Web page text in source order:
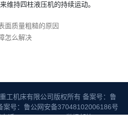
维持四柱液压机的持续运动。
面质量粗糙的原因
怎么解决
工机床有限公司版权所有 备案号：鲁
案号：鲁公网安备37048102006186号
话：06325992067 举报邮箱：